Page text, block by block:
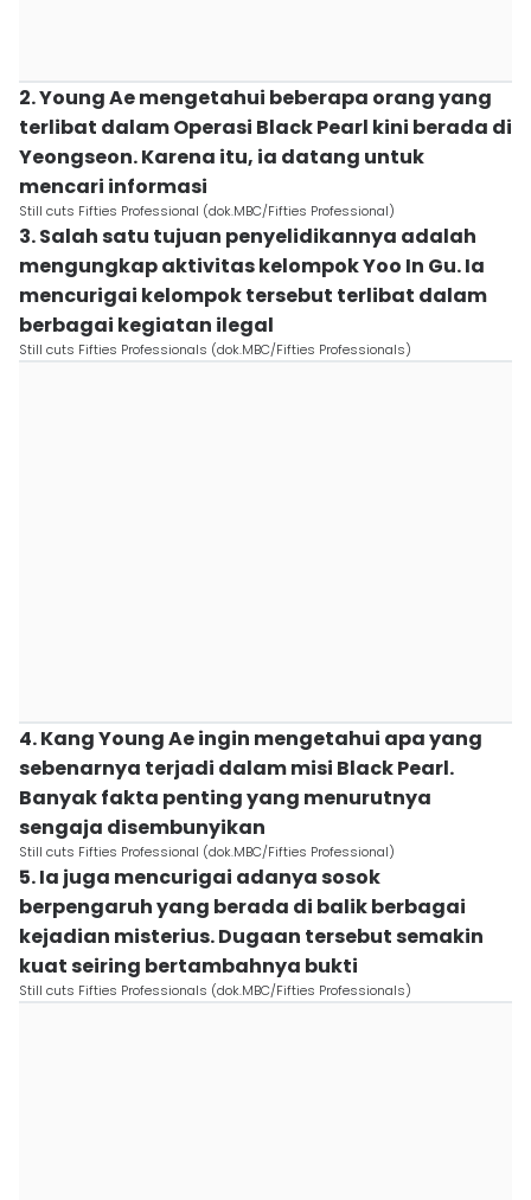
2. Young Ae mengetahui beberapa orang yang
terlibat dalam Operasi Black Pearl kini berada di
Yeongseon. Karena itu, ia datang untuk
mencari informasi
Still cuts Fifties Professional (dok.MBC/Fifties Professional)
3. Salah satu tujuan penyelidikannya adalah
mengungkap aktivitas kelompok Yoo In Gu. Ia
mencurigai kelompok tersebut terlibat dalam
berbagai kegiatan ilegal
Still cuts Fifties Professionals (dok.MBC/Fifties Professionals)
4. Kang Young Ae ingin mengetahui apa yang
sebenarnya terjadi dalam misi Black Pearl.
Banyak fakta penting yang menurutnya
sengaja disembunyikan
Still cuts Fifties Professional (dok.MBC/Fifties Professional)
5. Ia juga mencurigai adanya sosok
berpengaruh yang berada di balik berbagai
kejadian misterius. Dugaan tersebut semakin
kuat seiring bertambahnya bukti
Still cuts Fifties Professionals (dok.MBC/Fifties Professionals)